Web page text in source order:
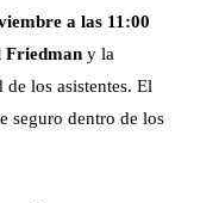
a las 11:00
Friedman y la
los asistentes. El
seguro dentro de los